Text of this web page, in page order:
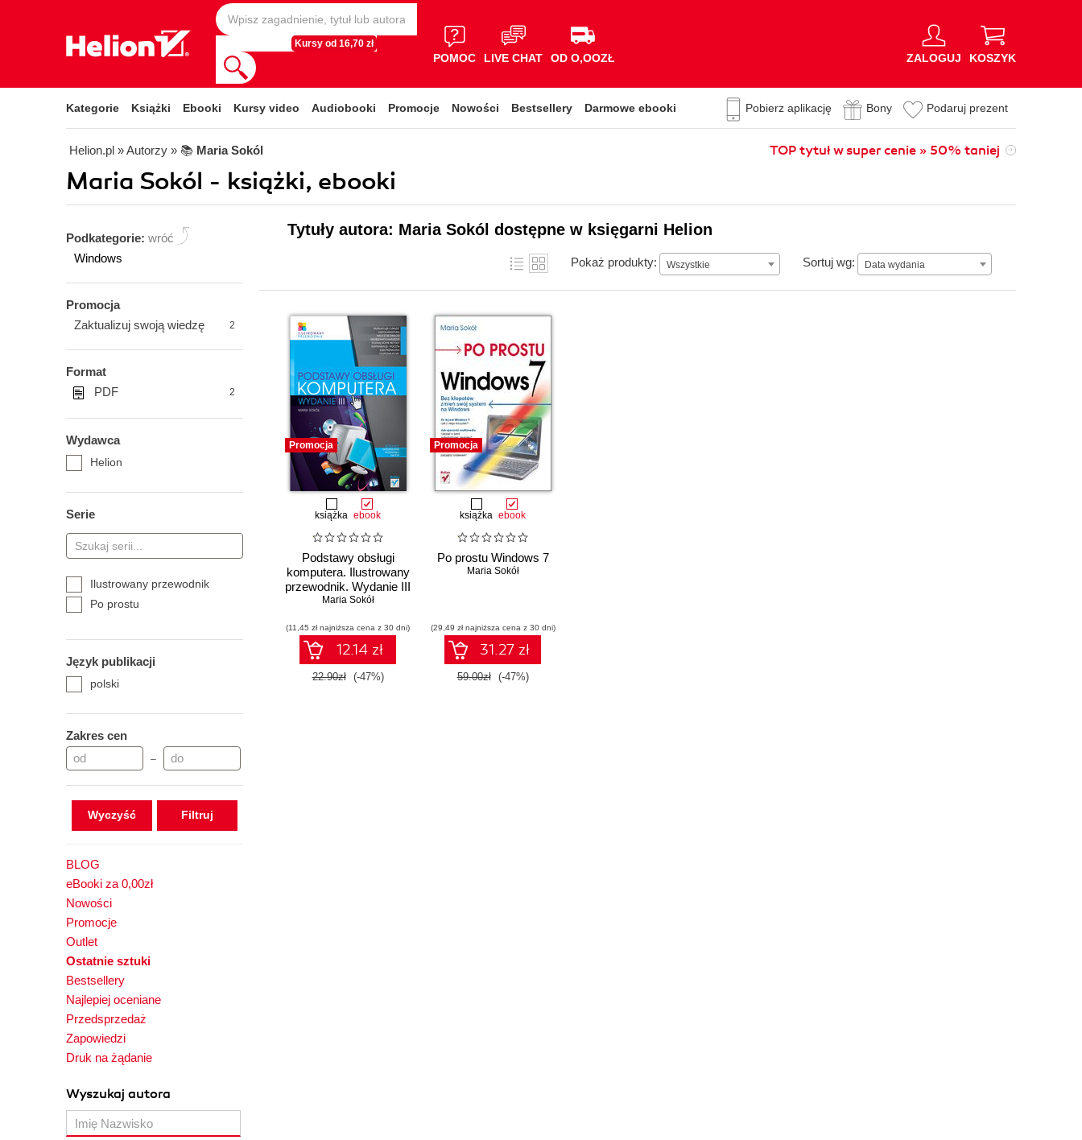
Kursy od 16,70 zł
POMOC LIVE CHAT OD O,OOZŁ ZALOGUJ KOSZYK
Kategorie Książki Ebooki Kursy video Audiobooki Promocje Nowości Bestsellery Darmowe ebooki Pobierz aplikację Bony Podaruj prezent
Helion.pl » Autorzy » 📚 Maria Sokól TOP tytuł w super cenie » 50% taniej
Maria Sokól - książki, ebooki
Podkategorie: wróć
Windows
Promocja
Zaktualizuj swoją wiedzę
2
Format
PDF
2
Wydawca
Helion
Serie
Ilustrowany przewodnik
Po prostu
Język publikacji
polski
Zakres cen
–
Wyczyść
BLOG
eBooki za 0,00zł
Nowości
Promocje
Outlet
Ostatnie sztuki
Bestsellery
Najlepiej oceniane
Przedsprzedaż
Zapowiedzi
Druk na żądanie
Wyszukaj autora
Tytuły autora: Maria Sokól dostępne w księgarni Helion
Pokaż produkty: Wszystkie Sortuj wg: Data wydania
Data wydania
Promocja
książka ebook
Podstawy obsługi
komputera. Ilustrowany
przewodnik. Wydanie III
Maria Sokół
(11,45 zł najniższa cena z 30 dni)
12.14 zł
22.90zł (-47%)
Promocja
książka ebook
Po prostu Windows 7
Maria Sokół
(29,49 zł najniższa cena z 30 dni)
31.27 zł
59.00zł (-47%)